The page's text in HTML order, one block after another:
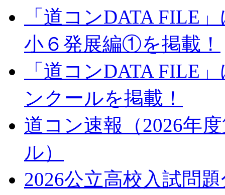
「道コンDATA FILE
小６発展編①を掲載！
「道コンDATA FILE
ンクールを掲載！
道コン速報（2026年
ル）
2026公立高校入試問